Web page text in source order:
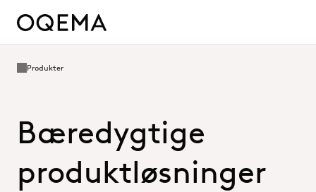
Produkter
Bæredygtige
produktløsninger